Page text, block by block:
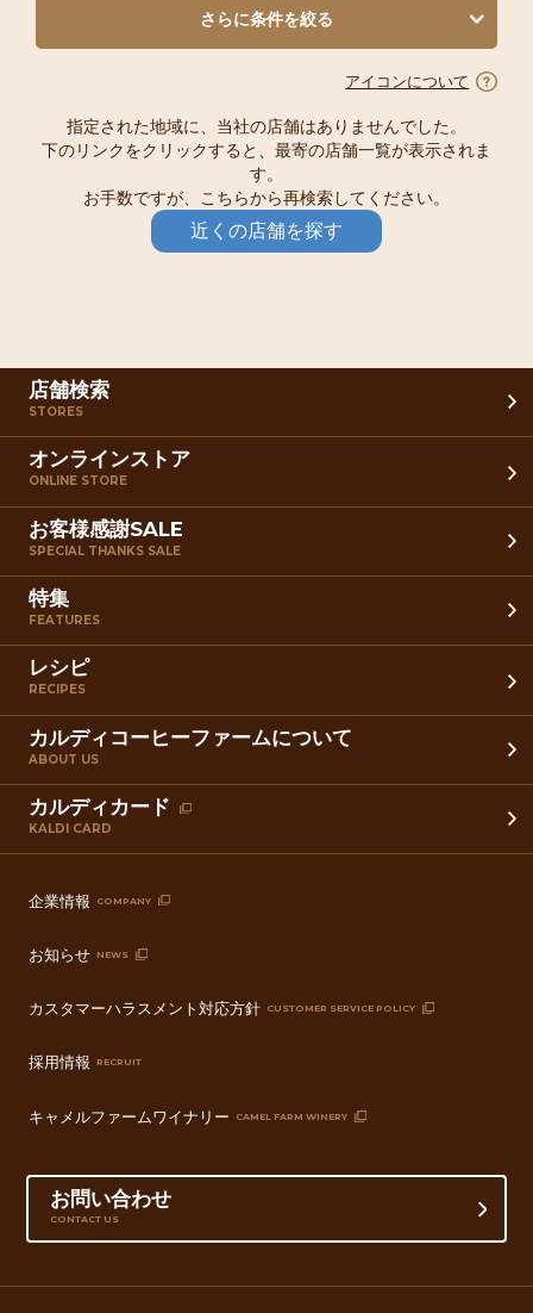
さらに条件を絞る
アイコンについて
指定された地域に、当社の店舗はありませんでした。
下のリンクをクリックすると、最寄の店舗一覧が表示されま
す。
お手数ですが、こちらから再検索してください。
近くの店舗を探す
店舗検索
STORES
オンラインストア
ONLINE STORE
お客様感謝SALE
SPECIAL THANKS SALE
特集
FEATURES
レシピ
RECIPES
カルディコーヒーファームについて
ABOUT US
カルディカード
KALDI CARD
企業情報 COMPANY
お知らせ NEWS
カスタマーハラスメント対応方針 CUSTOMER SERVICE POLICY
採用情報 RECRUIT
キャメルファームワイナリー CAMEL FARM WINERY
お問い合わせ
CONTACT US